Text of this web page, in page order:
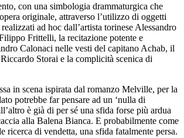
con una simbologia drammaturgica che
originale, attraverso l’utilizzo di oggetti
ad hoc dall’artista torinese Alessandro
Frittelli, la recitazione potente e
Calonaci nelle vesti del capitano Achab, il
Storai e la complicità scenica di
in scena ispirata dal romanzo Melville, per la
potrebbe far pensare ad un ‘nulla di
è già di per sé una sfida forse più ardua
alla Balena Bianca. E probabilmente come
ricerca di vendetta, una sfida fatalmente persa.